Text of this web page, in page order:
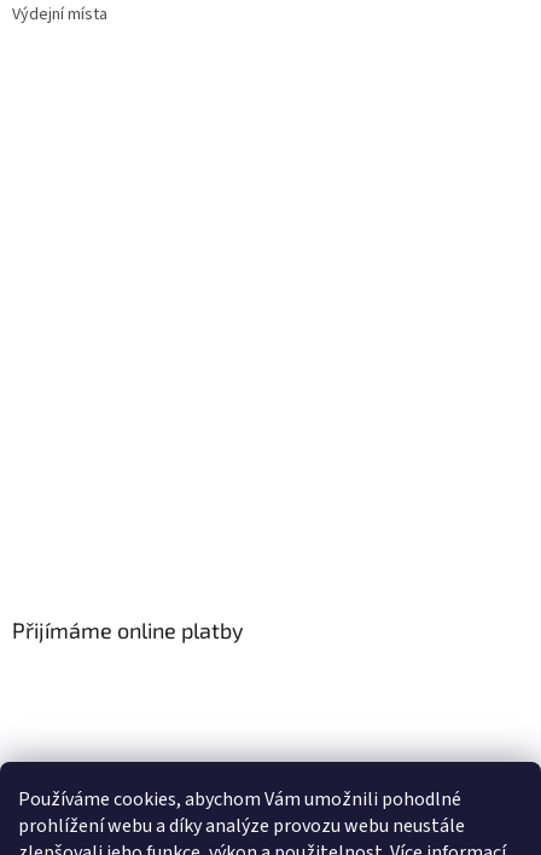
Používáme cookies, abychom Vám umožnili pohodlné
prohlížení webu a díky analýze provozu webu neustále
Výdejní místa
Přijímáme online platby